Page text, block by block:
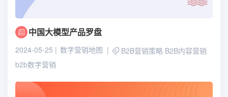
中国大模型产品罗盘
2024-05-25 数字营销地图 B2B营销策略 B2B内容营销
b2b数字营销